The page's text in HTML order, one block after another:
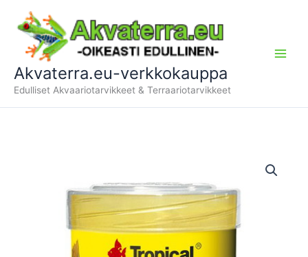
sisältöön
Akvaterra.eu-verkkokauppa
Edulliset Akvaariotarvikkeet & Terraariotarvikkeet